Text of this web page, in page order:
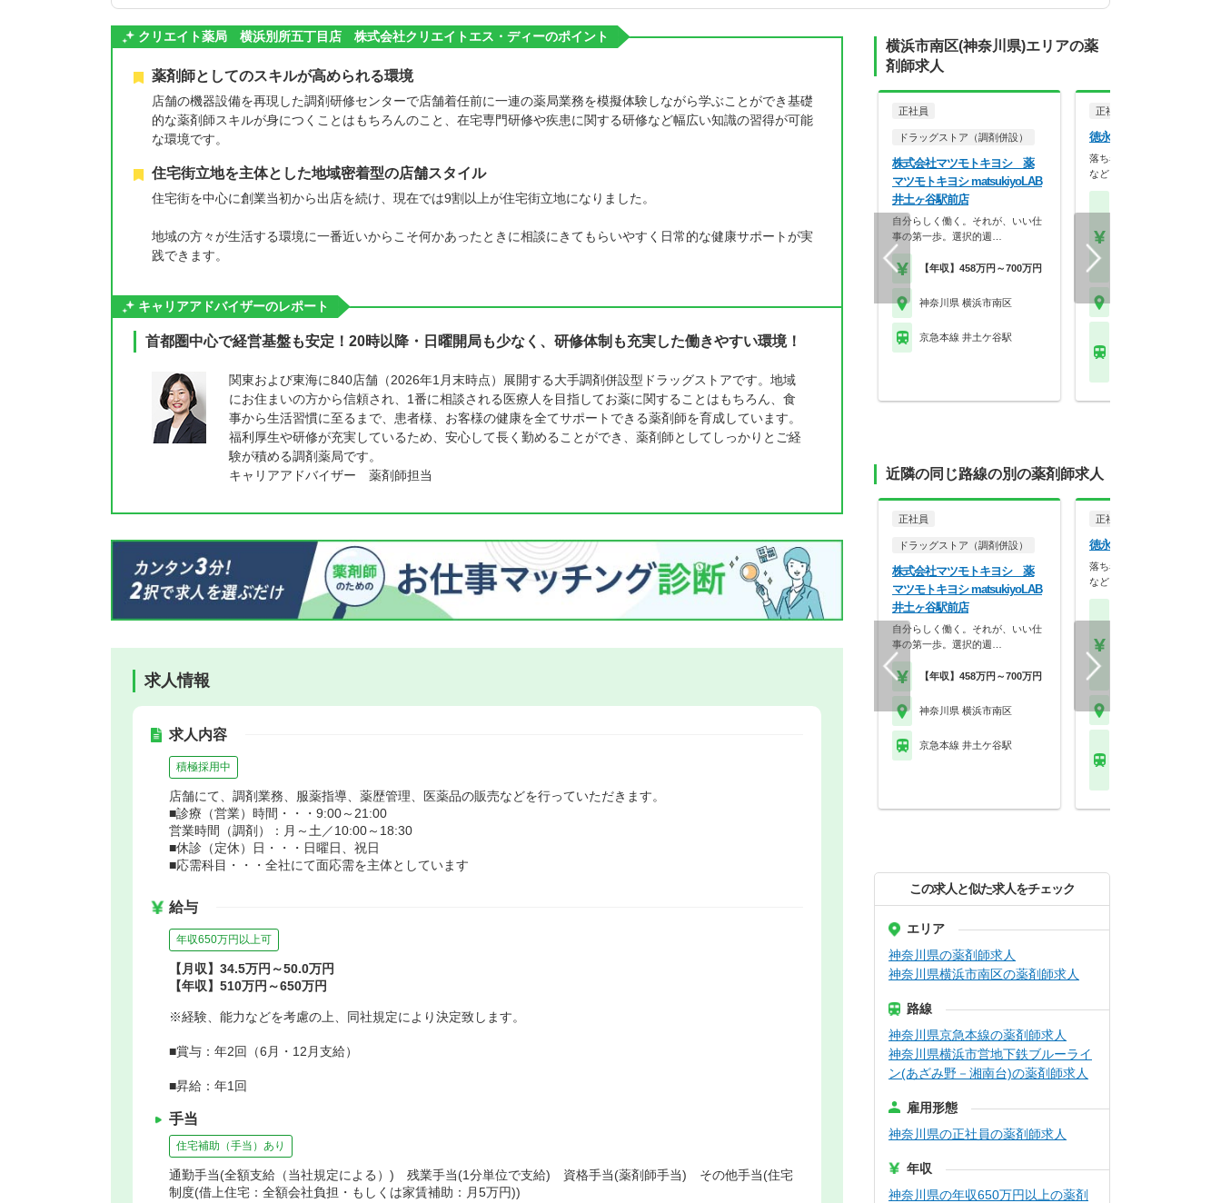
クリエイト薬局 横浜別所五丁目店 株式会社クリエイトエス・ディーのポイント
薬剤師としてのスキルが高められる環境
店舗の機器設備を再現した調剤研修センターで店舗着任前に一連の薬局業務を模擬体験しながら学ぶことができ基礎
的な薬剤師スキルが身につくことはもちろんのこと、在宅専門研修や疾患に関する研修など幅広い知識の習得が可能
な環境です。
住宅街立地を主体とした地域密着型の店舗スタイル
住宅街を中心に創業当初から出店を続け、現在では9割以上が住宅街立地になりました。
地域の方々が生活する環境に一番近いからこそ何かあったときに相談にきてもらいやすく日常的な健康サポートが実
践できます。
キャリアアドバイザーのレポート
首都圏中心で経営基盤も安定！20時以降・日曜開局も少なく、研修体制も充実した働きやすい環境！
関東および東海に840店舗（2026年1月末時点）展開する大手調剤併設型ドラッグストアです。地域
にお住まいの方から信頼され、1番に相談される医療人を目指してお薬に関することはもちろん、食
事から生活習慣に至るまで、患者様、お客様の健康を全てサポートできる薬剤師を育成しています。
福利厚生や研修が充実しているため、安心して長く勤めることができ、薬剤師としてしっかりとご経
験が積める調剤薬局です。
キャリアアドバイザー 薬剤師担当
求人情報
求人内容
積極採用中
店舗にて、調剤業務、服薬指導、薬歴管理、医薬品の販売などを行っていただきます。
■診療（営業）時間・・・9:00～21:00
営業時間（調剤）：月～土／10:00～18:30
■休診（定休）日・・・日曜日、祝日
■応需科目・・・全社にて面応需を主体としています
給与
年収650万円以上可
【月収】34.5万円～50.0万円
【年収】510万円～650万円
※経験、能力などを考慮の上、同社規定により決定致します。
■賞与：年2回（6月・12月支給）
■昇給：年1回
手当
住宅補助（手当）あり
通勤手当(全額支給（当社規定による）) 残業手当(1分単位で支給) 資格手当(薬剤師手当) その他手当(住宅
制度(借上住宅：全額会社負担・もしくは家賃補助：月5万円))
横浜市南区(神奈川県)エリアの薬
剤師求人
正社員
ドラッグストア（調剤併設）
株式会社マツモトキヨシ 薬
マツモトキヨシ matsukiyoLAB
井土ヶ谷駅前店
自分らしく働く。それが、いい仕
事の第一歩。選択的週…
【年収】458万円～700万円
神奈川県 横浜市南区
京急本線 井土ケ谷駅
正社員
徳永薬局株式会社 大橋
落ち着いた内装やバリアフリ
など、患者様が相談し…
近隣の同じ路線の別の薬剤師求人
正社員
ドラッグストア（調剤併設）
株式会社マツモトキヨシ 薬
マツモトキヨシ matsukiyoLAB
井土ヶ谷駅前店
自分らしく働く。それが、いい仕
事の第一歩。選択的週…
【年収】458万円～700万円
神奈川県 横浜市南区
京急本線 井土ケ谷駅
正社員
徳永薬局株式会社 大橋
落ち着いた内装やバリアフリ
など、患者様が相談し…
この求人と似た求人をチェック
エリア
神奈川県の薬剤師求人
神奈川県横浜市南区の薬剤師求人
路線
神奈川県京急本線の薬剤師求人
神奈川県横浜市営地下鉄ブルーライ
ン(あざみ野－湘南台)の薬剤師求人
雇用形態
神奈川県の正社員の薬剤師求人
年収
神奈川県の年収650万円以上の薬剤